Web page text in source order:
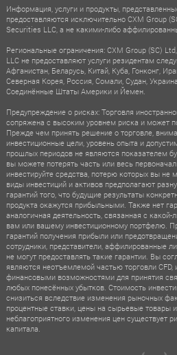
Информация, услуги и продукты,
предоставляются исключительно CXM Group
Securities LLC, а не какими-либо
Региональные ограничения: CXM Group (SC)
LLC не предоставляют услуги резидентам
Афганистан, Беларусь, Китай, Куба, Гонконг,
Северная Корея, Россия, Сомали, Судан,
Соединённые Штаты Америки и Йемен.
Предупреждение о рисках: Торговля
сопряжена с высоким уровнем риска и может
Прежде чем принять решение о торговле,
инвестиционные цели, уровень опыта и
прошлых периодов не являются показателем
вы можете потерять часть или весь
инвестируйте средства, потерю которых вы
виды инвестиций и активов предполагают
гарантий того, что будущие результаты
продукта окажутся прибыльными. Также нет
аналогичная деятельность, связанная с какой-
вам или вашему инвестиционному портфелю.
гарантий получения прибыли или
сотрудники, представители, аффилированные
не могут предоставлять такие гарантии. Вы
являются неотъемлемой частью торговли
финансовыми возможностями для принятия
любых понесённых убытков. Стоимость
снизиться вследствие изменения рыночных
процентные ставки, цены на сырьевые товары
неблагоприятного изменения цен существует
капитала.